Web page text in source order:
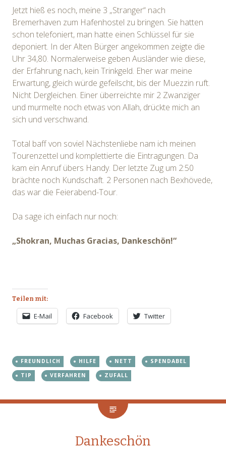
Jetzt hieß es noch, meine 3 „Stranger“ nach
Bremerhaven zum Hafenhostel zu bringen. Sie hatten
schon telefoniert, man hatte einen Schlüssel für sie
deponiert. In der Alten Bürger angekommen zeigte die
Uhr 34,80. Normalerweise geben Ausländer wie diese,
der Erfahrung nach, kein Trinkgeld. Eher war meine
Erwartung, gleich würde gefeilscht, bis der Muezzin ruft.
Nicht Dergleichen. Einer überreichte mir 2 Zwanziger
und murmelte noch etwas von Allah, drückte mich an
sich und verschwand.
Total baff von soviel Nächstenliebe nam ich meinen
Tourenzettel und komplettierte die Eintragungen. Da
kam ein Anruf übers Handy. Der letzte Zug um 2:50
brächte noch Kundschaft. 2 Personen nach Bexhövede,
das war die Feierabend-Tour.
Da sage ich einfach nur noch:
„Shokran, Muchas Gracias, Dankeschön!“
Teilen mit:
E-Mail Facebook Twitter
FREUNDLICH HILFE NETT
SPENDABEL
TIP
VERFAHREN ZUFALL
Dankeschön